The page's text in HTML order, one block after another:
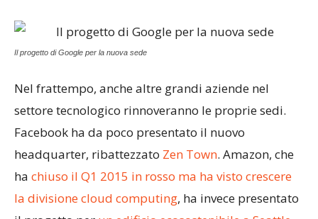
Il progetto di Google per la nuova sede
Nel frattempo, anche altre grandi aziende nel
settore tecnologico rinnoveranno le proprie sedi.
Facebook ha da poco presentato il nuovo
headquarter, ribattezzato Zen Town. Amazon, che
ha chiuso il Q1 2015 in rosso ma ha visto crescere
la divisione cloud computing, ha invece presentato